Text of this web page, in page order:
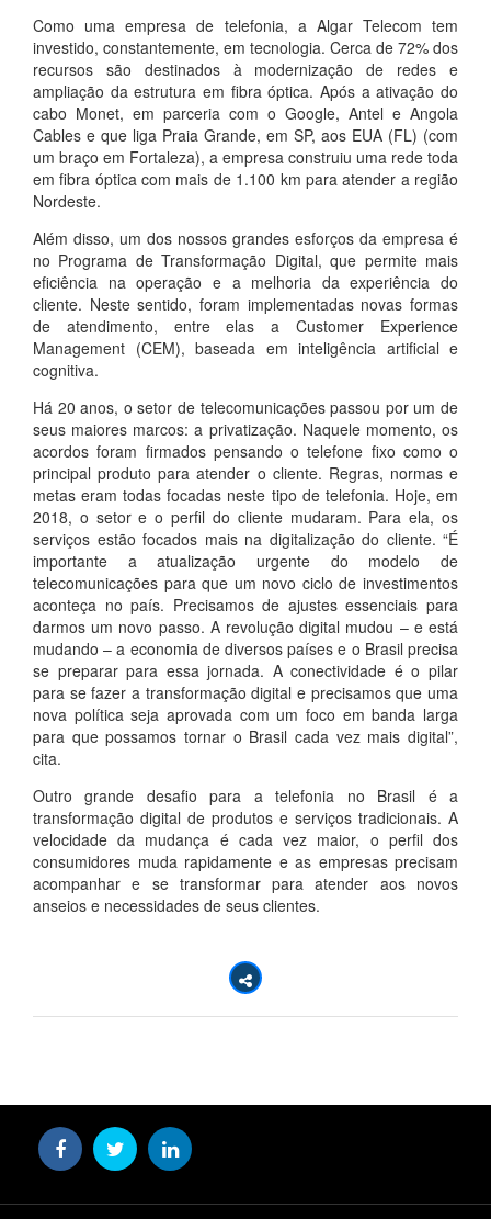
Como uma empresa de telefonia, a Algar Telecom tem
investido, constantemente, em tecnologia. Cerca de 72% dos
recursos são destinados à modernização de redes e
ampliação da estrutura em fibra óptica. Após a ativação do
cabo Monet, em parceria com o Google, Antel e Angola
Cables e que liga Praia Grande, em SP, aos EUA (FL) (com
um braço em Fortaleza), a empresa construiu uma rede toda
em fibra óptica com mais de 1.100 km para atender a região
Nordeste.
Além disso, um dos nossos grandes esforços da empresa é
no Programa de Transformação Digital, que permite mais
eficiência na operação e a melhoria da experiência do
cliente. Neste sentido, foram implementadas novas formas
de atendimento, entre elas a Customer Experience
Management (CEM), baseada em inteligência artificial e
cognitiva.
Há 20 anos, o setor de telecomunicações passou por um de
seus maiores marcos: a privatização. Naquele momento, os
acordos foram firmados pensando o telefone fixo como o
principal produto para atender o cliente. Regras, normas e
metas eram todas focadas neste tipo de telefonia. Hoje, em
2018, o setor e o perfil do cliente mudaram. Para ela, os
serviços estão focados mais na digitalização do cliente. “É
importante a atualização urgente do modelo de
telecomunicações para que um novo ciclo de investimentos
aconteça no país. Precisamos de ajustes essenciais para
darmos um novo passo. A revolução digital mudou – e está
mudando – a economia de diversos países e o Brasil precisa
se preparar para essa jornada. A conectividade é o pilar
para se fazer a transformação digital e precisamos que uma
nova política seja aprovada com um foco em banda larga
para que possamos tornar o Brasil cada vez mais digital”,
cita.
Outro grande desafio para a telefonia no Brasil é a
transformação digital de produtos e serviços tradicionais. A
velocidade da mudança é cada vez maior, o perfil dos
consumidores muda rapidamente e as empresas precisam
acompanhar e se transformar para atender aos novos
anseios e necessidades de seus clientes.